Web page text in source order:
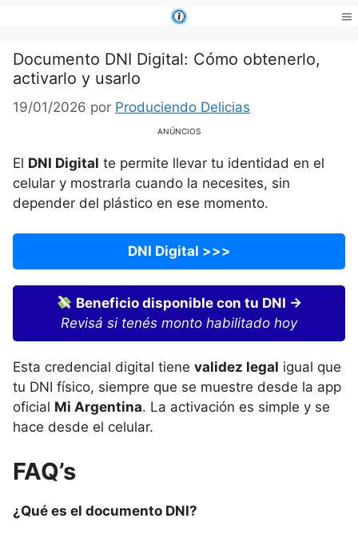
contenido
Documento DNI Digital: Cómo obtenerlo,
activarlo y usarlo
19/01/2026 por Produciendo Delicias
ANÚNCIOS
El DNI Digital te permite llevar tu identidad en el
celular y mostrarla cuando la necesites, sin
depender del plástico en ese momento.
DNI Digital >>>
Beneficio disponible con tu DNI →
Revisá si tenés monto habilitado hoy
Esta credencial digital tiene validez legal igual que
tu DNI físico, siempre que se muestre desde la app
oficial Mi Argentina. La activación es simple y se
hace desde el celular.
FAQ’s
¿Qué es el documento DNI?